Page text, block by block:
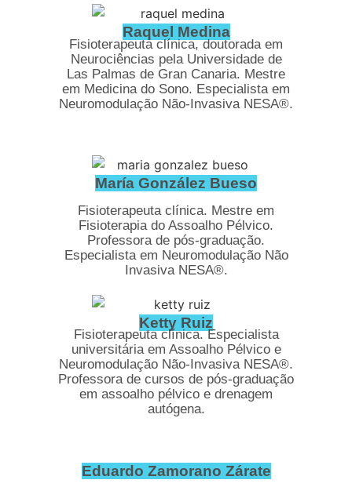
Raquel Medina
Fisioterapeuta clínica, doutorada em
Neurociências pela Universidade de
Las Palmas de Gran Canaria. Mestre
em Medicina do Sono. Especialista em
Neuromodulação Não-Invasiva NESA®.
María González Bueso
Fisioterapeuta clínica. Mestre em
Fisioterapia do Assoalho Pélvico.
Professora de pós-graduação.
Especialista em Neuromodulação Não
Invasiva NESA®.
Ketty Ruiz
Fisioterapeuta clínica. Especialista
universitária em Assoalho Pélvico e
Neuromodulação Não-Invasiva NESA®.
Professora de cursos de pós-graduação
em assoalho pélvico e drenagem
autógena.
Eduardo Zamorano Zárate